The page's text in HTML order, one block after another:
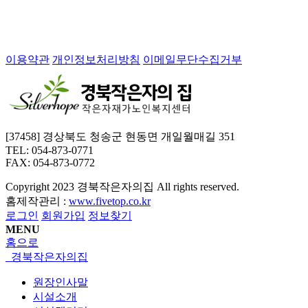
이용약관 개인정보처리방침 이메일무단수집거부
[37458] 경상북도 청송군 현동면 개일월매길 351
TEL: 054-873-0771
FAX: 054-873-0772
Copyright 2023 경북작은자의집 All rights reserved.
홈제작관리 : www.fivetop.co.kr
로그인 회원가입 정보찾기
MENU
홈으로
경북작은자의집
원장인사말
시설소개